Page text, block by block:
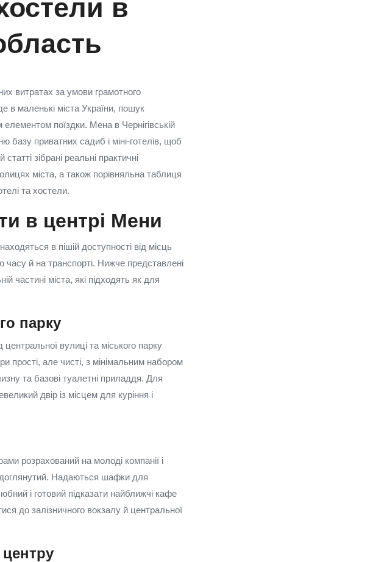
в
витратах за умови грамотного
в маленькі міста України, пошук
поїздки. Мена в Чернігівській
базу приватних садиб і міні‑готелів, щоб
зібрані реальні практичні
міста, а також порівняльна таблиця
та хостели.
в центрі Мени
в пішій доступності від місць
й на транспорті. Нижче представлені
частині міста, які підходять як для
парку
вулиці та міського парку
прості, але чисті, з мінімальним набором
та базові туалетні приладдя. Для
двір із місцем для куріння і
розрахований на молоді компанії і
Надаються шафки для
і готовий підказати найближчі кафе
до залізничного вокзалу й центральної
центру